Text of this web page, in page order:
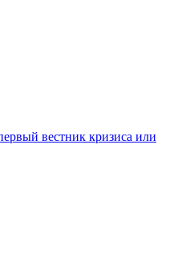
вестник кризиса или